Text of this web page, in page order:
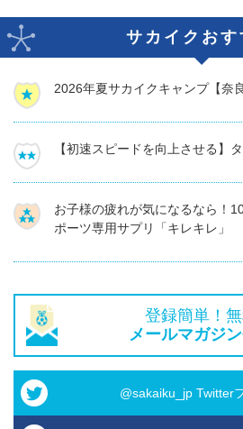
サカイクおす
2026年夏サカイクキャンプ【奈
【初速スピードを向上させる】
お子様の疲れが気になるなら！
ポーツ専用サプリ「キレキレ」
登録簡単！
メールマガジ
@sakaiku_jp Twitter